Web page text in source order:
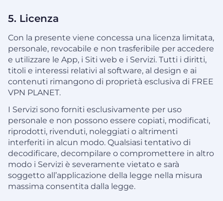
5. Licenza
Con la presente viene concessa una licenza limitata,
personale, revocabile e non trasferibile per accedere
e utilizzare le App, i Siti web e i Servizi. Tutti i diritti,
titoli e interessi relativi al software, al design e ai
contenuti rimangono di proprietà esclusiva di FREE
VPN PLANET.
I Servizi sono forniti esclusivamente per uso
personale e non possono essere copiati, modificati,
riprodotti, rivenduti, noleggiati o altrimenti
interferiti in alcun modo. Qualsiasi tentativo di
decodificare, decompilare o compromettere in altro
modo i Servizi è severamente vietato e sarà
soggetto all’applicazione della legge nella misura
massima consentita dalla legge.